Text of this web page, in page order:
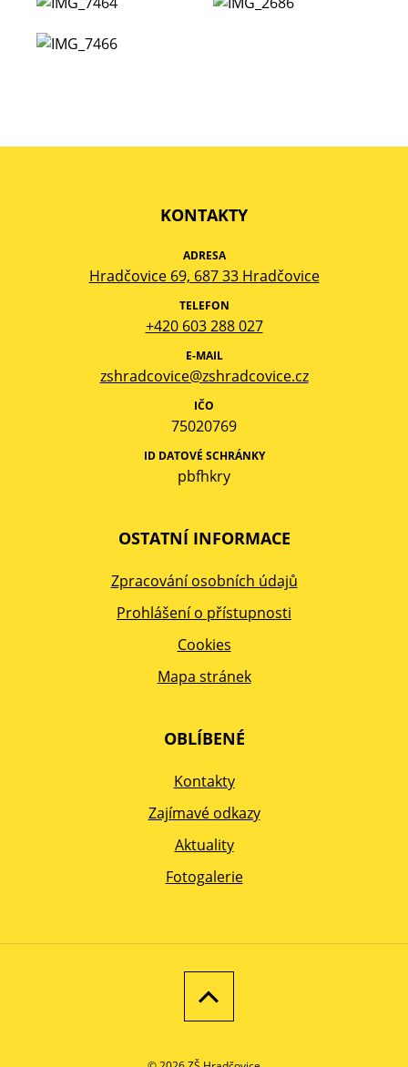
KONTAKTY
ADRESA
Hradčovice 69, 687 33 Hradčovice
TELEFON
+420 603 288 027
E-MAIL
zshradcovice@zshradcovice.cz
IČO
75020769
ID DATOVÉ SCHRÁNKY
pbfhkry
OSTATNÍ INFORMACE
Zpracování osobních údajů
Prohlášení o přístupnosti
Cookies
Mapa stránek
OBLÍBENÉ
Kontakty
Zajímavé odkazy
Aktuality
Fotogalerie